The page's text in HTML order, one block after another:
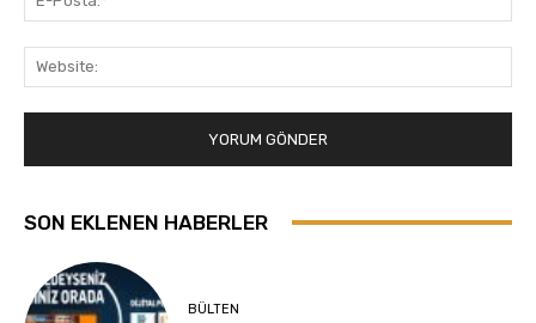
SON EKLENEN HABERLER
BÜLTEN